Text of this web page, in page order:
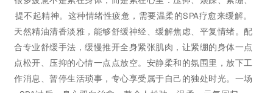
提不起精神。这种情绪性疲惫，需要温柔的SPA疗愈来缓解。
天然精油清香淡雅，能够舒缓神经、缓解焦虑、平复情绪。配
合专业舒缓手法，缓慢推开全身紧张肌肉，让紧绷的身体一点
点松开、压抑的心情一点点放空。安静柔和的氛围里，放下工
作消息、暂停生活琐事，专心享受属于自己的独处时光。一场